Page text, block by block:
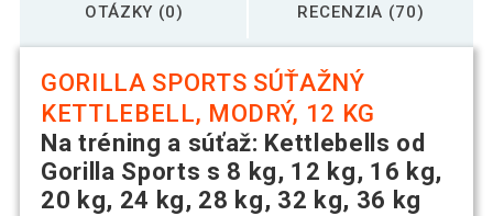
OTÁZKY (0) RECENZIA (70)
GORILLA SPORTS SÚŤAŽNÝ
KETTLEBELL, MODRÝ, 12 KG
Na tréning a súťaž: Kettlebells od
Gorilla Sports s 8 kg, 12 kg, 16 kg,
20 kg, 24 kg, 28 kg, 32 kg, 36 kg